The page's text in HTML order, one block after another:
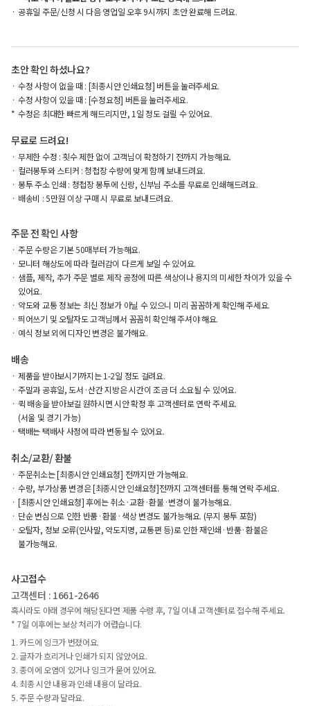
공휴일 주문/신청 시 다음 영업일 오후 9시까지 초안 완료해 드려요.
초안 확인 하셨나요?
수정 사항이 없을 때 : [최종시안 인쇄요청] 버튼을 눌러주세요.
수정 사항이 있을 때 : [수정요청] 버튼을 눌러주세요.
수정은 최대한 빠르게 해드리지만, 1일 정도 걸릴 수 있어요.
무료로 드려요!
무제한 수정 : 횟수 제한 없이 고객님이 확정하기 전까지 가능해요.
컬러봉투와 스티커 : 청첩장 수량에 맞게 함께 보내드려요.
봉투 주소 인쇄 : 청첩장 봉투에 신랑, 신부님 주소를 무료로 인쇄해드려요.
배송비 : 5만원 이상 구매 시 무료로 보내드려요.
주문 전 확인 사항
주문 수량은 기본 50매부터 가능해요.
모니터 해상도에 따라 컬러감이 다르게 보일 수 있어요.
샘플, 제작, 추가 주문 별로 제작 공정에 따른 색상이나 용지의 미세한 차이가 있을 수
있어요.
약도와 교통 정보는 최신 정보가 아닐 수 있으니 미리 꼼꼼하게 확인해 주세요.
띄어쓰기 및 오탈자도 고객님께서 꼼꼼히 확인해 주셔야 해요.
예식 정보 외에 디자인 변경은 불가해요.
배송
제품을 받아보시기까지는 1-2일 정도 걸려요.
주말과 공휴일, 도서·산간 지방은 시간이 조금 더 소요될 수 있어요.
퀵 배송을 받아보길 원하시면 시안 확정 후 고객센터로 연락 주세요.
(서울 및 경기 가능)
택배는 택배사 사정에 따라 변동될 수 있어요.
취소/교환/ 환불
주문취소는 [최종시안 인쇄요청] 전까지만 가능해요.
수량, 부가상품 변경은 [최종시안 인쇄요청]전까지 고객센터를 통해 연락 주세요.
[최종시안 인쇄요청] 후에는 취소·교환·환불·변경이 불가능해요.
단순 변심으로 인한 반품·환불·색상 변경도 불가능해요. (무지 봉투 포함)
오탈자, 정보 오류(인사말, 약도지명, 교통편 등)로 인한 재인쇄·반품·환불은
불가능해요.
사고접수
고객센터 : 1661-2646
혹시라도 아래 경우에 해당된다면 제품 수령 후, 7일 이내 고객센터로 접수해 주세요.
* 7일 이후에는 보상 처리가 어렵습니다.
1. 카드에 잉크가 번졌어요.
2. 글자가 흐리거나 인쇄가 되지 않았어요.
3. 종이에 오염이 있거나 잉크가 묻어 있어요.
4. 최종 시안 내용과 인쇄 내용이 달라요.
5. 주문 수량과 달라요.